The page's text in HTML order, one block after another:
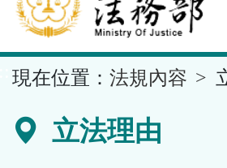
要
內
容
區
現在位置： 法規內容
立法理由